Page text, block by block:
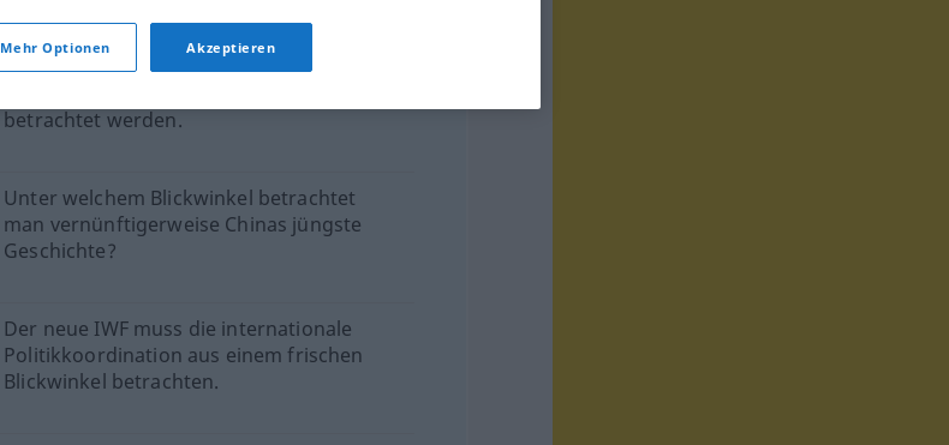
Darüber hinaus kann diese Frage auch
betrachtet werden.
Unter welchem Blickwinkel betrachtet
man vernünftigerweise Chinas jüngste
Geschichte?
Der neue IWF muss die internationale
Politikkoordination aus einem frischen
Blickwinkel betrachten.
Mehr Optionen Akzeptieren